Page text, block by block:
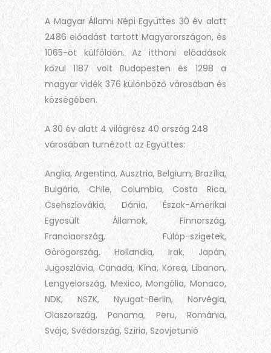
A Magyar Állami Népi Együttes 30 év alatt
2486 előadást tartott Magyarországon, és
1065-öt külföldön. Az itthoni előadások
közül 1187 volt Budapesten és 1298 a
magyar vidék 376 különböző városában és
községében.
A 30 év alatt 4 világrész 40 ország 248
városában turnézott az Együttes:
Anglia, Argentina, Ausztria, Belgium, Brazília,
Bulgária, Chile, Columbia, Costa Rica,
Csehszlovákia, Dánia, Észak-Amerikai
Egyesült Államok, Finnország,
Franciaország, Fülöp-szigetek,
Görögország, Hollandia, Irak, Japán,
Jugoszlávia, Canada, Kína, Korea, Libanon,
Lengyelország, Mexico, Mongólia, Monaco,
NDK, NSZK, Nyugat-Berlin, Norvégia,
Olaszország, Panama, Peru, Románia,
Svájc, Svédország, Szíria, Szovjetunió